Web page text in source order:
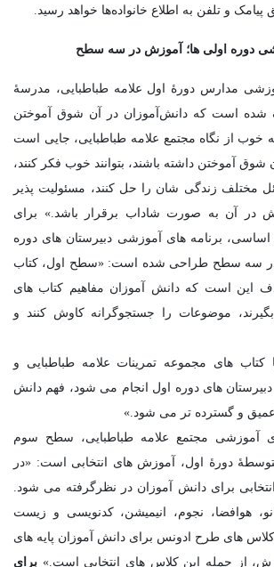
و تلفن به اطلاع خانواده‌ها خواهد رسید.
دوره اولی ها؛ آموزش در سه سطح
مدارس دورۀ اول علامه طباطبایی، مدرسۀ
است که دانش‌آموزان در آن شوق آموختن
خوب از نگاه مجتمع علامه طباطبایی، جایی است
آموختن داشته باشند، بتوانند خوب فکر کنند،
مختلف زندگی شان را حل کنند، مسئولیت پذیر
در آن به صورت شاداب برقرار باشد.» برای
برنامه های آموزشی دبیرستان های دوره
در سه سطح طراحی شده است: «سطح اول، کتاب
است که دانش آموزان مفاهیم کتاب های
موضوعات را جستجوگرانه کاوش کنند و
های مجموعه تمرینات علامه طباطبایی و
های دوره اول انجام می شود، فهم دانش
عمیق و گسترده تر می شود.»
آموزشی مجتمع علامه طباطبایی، سطح سوم
دورۀ اول، آموزش های انتخابی است: «در
برای دانش آموزان در نظرگرفته می شود.
هوافضا، نجوم، انیمیشن، کدنویسی و زیست
های طرح ادونس برای دانش آموزان پایه های
از جمله این کلاس های انتخابی است.» برای